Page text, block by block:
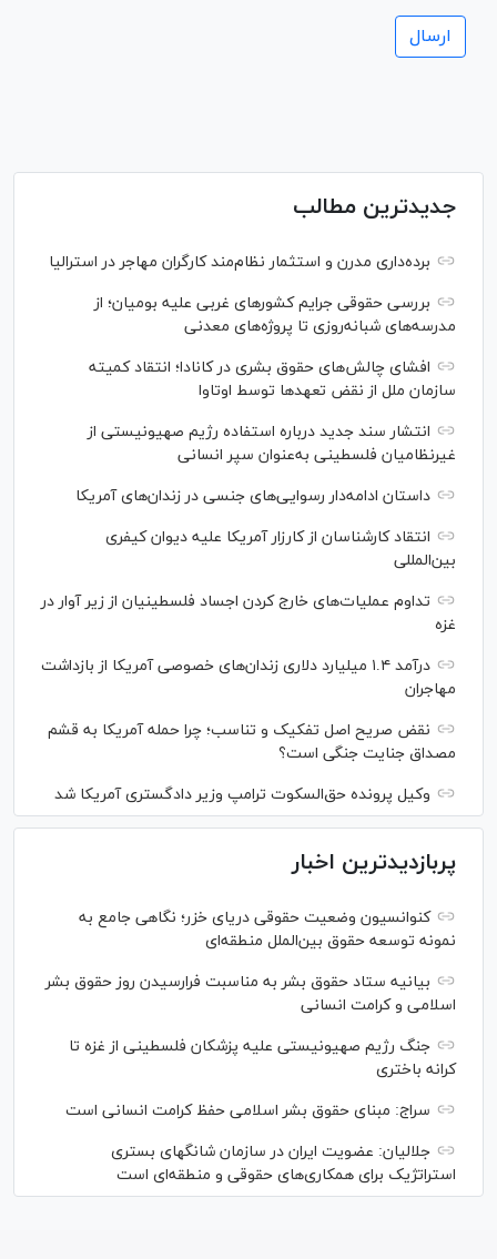
جدیدترین مطالب
برده‌داری مدرن و استثمار نظام‌مند کارگران مهاجر در استرالیا
بررسی حقوقی جرایم کشور‌های غربی علیه بومیان؛ از
مدرسه‌های شبانه‌روزی تا پروژه‌های معدنی
افشای چالش‌های حقوق بشری در کانادا؛ انتقاد کمیته
سازمان ملل از نقض تعهد‌ها توسط اوتاوا
انتشار سند جدید درباره استفاده رژیم صهیونیستی از
غیرنظامیان فلسطینی به‌عنوان سپر انسانی
داستان ادامه‌دار رسوایی‌های جنسی در زندان‌های آمریکا
انتقاد کارشناسان از کارزار آمریکا علیه دیوان کیفری
بین‌المللی
تداوم عملیات‌های خارج کردن اجساد فلسطینیان از زیر آوار در
غزه
درآمد ۱.۴ میلیارد دلاری زندان‌های خصوصی آمریکا از بازداشت
مهاجران
نقض صریح اصل تفکیک و تناسب؛ چرا حمله آمریکا به قشم
مصداق جنایت جنگی است؟
وکیل پرونده حق‌السکوت ترامپ وزیر دادگستری آمریکا شد
پربازدیدترین اخبار
کنوانسیون وضعیت حقوقی دریای خزر؛ نگاهی جامع به
نمونه توسعه حقوق بین‌الملل منطقه‌ای
بیانیه ستاد حقوق بشر به مناسبت فرارسیدن روز حقوق بشر
اسلامی و کرامت انسانی
جنگ رژیم صهیونیستی علیه پزشکان فلسطینی از غزه تا
کرانه باختری
سراج: مبنای حقوق بشر اسلامی حفظ کرامت انسانی است
جلالیان: عضویت ایران در سازمان شانگهای بستری
استراتژیک برای همکاری‌های حقوقی و منطقه‌ای است